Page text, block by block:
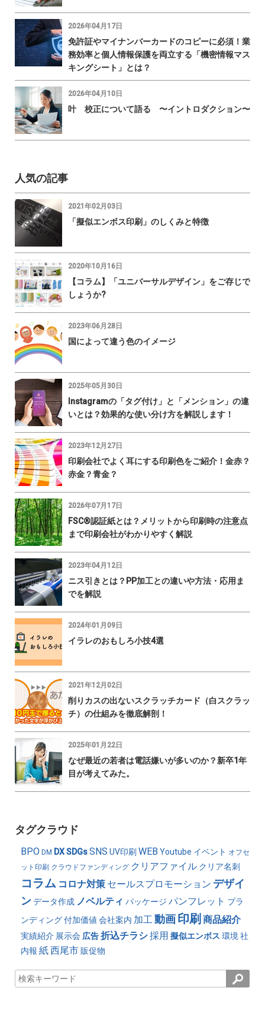
2026年04月17日
免許証やマイナンバーカードのコピーに必須！業
務効率と個人情報保護を両立する「機密情報マス
キングシート」とは？
2026年04月10日
叶 校正について語る 〜イントロダクション〜
人気の記事
2021年02月03日
「擬似エンボス印刷」のしくみと特徴
2020年10月16日
【コラム】「ユニバーサルデザイン」をご存じで
しょうか?
2023年06月28日
国によって違う色のイメージ
2025年05月30日
Instagramの「タグ付け」と「メンション」の違
いとは？効果的な使い分け方を解説します！
2023年12月27日
印刷会社でよく耳にする印刷色をご紹介！金赤？
赤金？青金？
2026年07月17日
FSC®認証紙とは？メリットから印刷時の注意点
まで印刷会社がわかりやすく解説
2023年04月12日
ニス引きとは？PP加工との違いや方法・応用ま
でを解説
2024年01月09日
イラレのおもしろ小技4選
2021年12月02日
削りカスの出ないスクラッチカード（白スクラッ
チ）の仕組みを徹底解剖！
2025年01月22日
なぜ最近の若者は電話嫌いが多いのか？新卒1年
目が考えてみた。
タグクラウド
BPO DM DXSDGsSNS UV印刷 WEB Youtube イベント オフセ
ット印刷 クラウドファンディング クリアファイル クリア名刺
コラム コロナ対策 セールスプロモーション デザイ
ンデータ作成 ノベルティ パッケージ パンフレット ブラ
ンディング付加価値 会社案内 加工動画印刷 商品紹介
実績紹介 展示会 広告折込チラシ採用 擬似エンボス 環境社
内報 紙西尾市販促物